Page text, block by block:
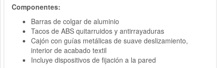
Componentes:
Barras de colgar de aluminio
Tacos de ABS quitarruidos y antirrayaduras
Cajón con guías metálicas de suave deslizamiento,
interior de acabado textil
Incluye dispositivos de fijación a la pared